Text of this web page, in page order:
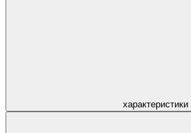
характеристики